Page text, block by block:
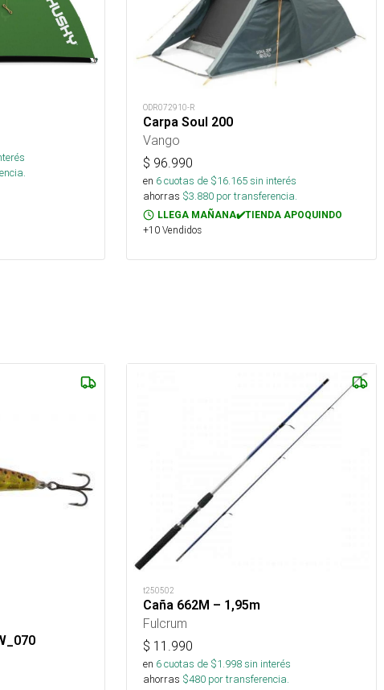
ODR072910-R
Carpa Soul 200
Vango
$ 96.990
en 6cuotas de $16.165sin interés
ahorras $3.880 por transferencia.
LLEGA MAÑANA✔️TIENDA APOQUINDO
+10 Vendidos
t250502
Caña 662M – 1,95m
Fulcrum
$ 11.990
en 6cuotas de $1.998sin interés
ahorras $480 por transferencia.